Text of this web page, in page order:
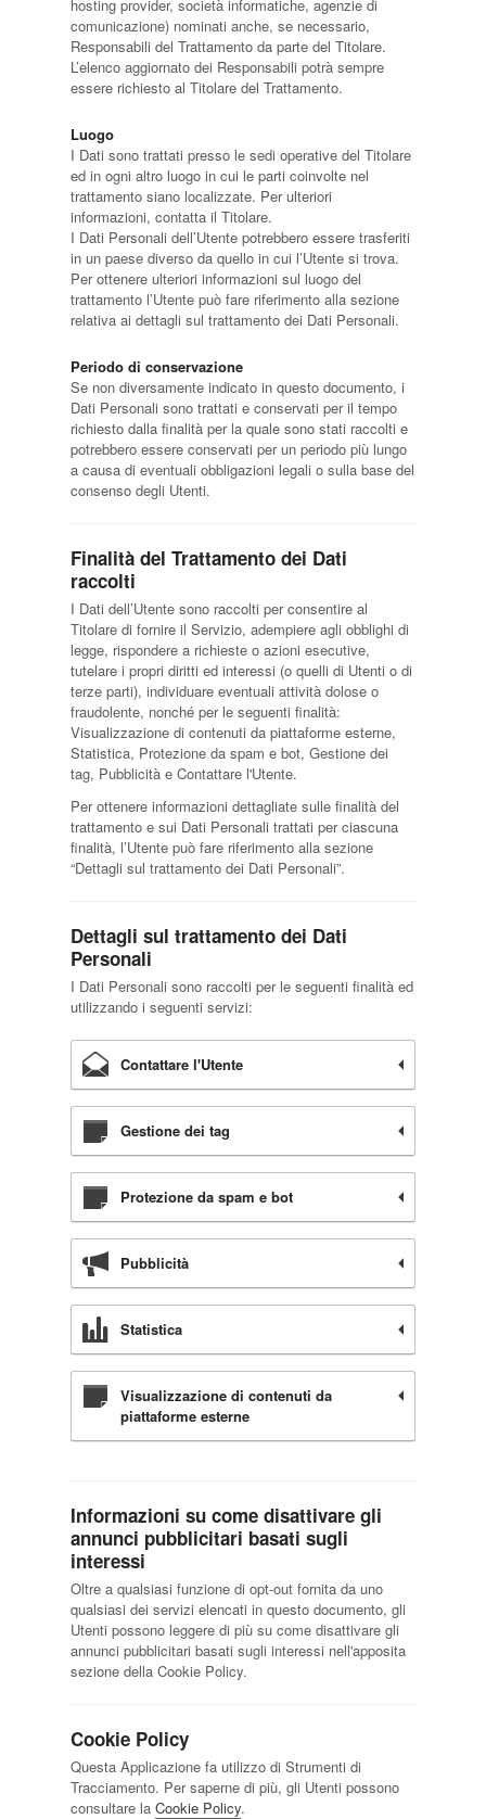
hosting provider, società informatiche, agenzie di
comunicazione) nominati anche, se necessario,
Responsabili del Trattamento da parte del Titolare.
L’elenco aggiornato dei Responsabili potrà sempre
essere richiesto al Titolare del Trattamento.
Luogo
I Dati sono trattati presso le sedi operative del Titolare
ed in ogni altro luogo in cui le parti coinvolte nel
trattamento siano localizzate. Per ulteriori
informazioni, contatta il Titolare.
I Dati Personali dell’Utente potrebbero essere trasferiti
in un paese diverso da quello in cui l’Utente si trova.
Per ottenere ulteriori informazioni sul luogo del
trattamento l’Utente può fare riferimento alla sezione
relativa ai dettagli sul trattamento dei Dati Personali.
Periodo di conservazione
Se non diversamente indicato in questo documento, i
Dati Personali sono trattati e conservati per il tempo
richiesto dalla finalità per la quale sono stati raccolti e
potrebbero essere conservati per un periodo più lungo
a causa di eventuali obbligazioni legali o sulla base del
consenso degli Utenti.
Finalità del Trattamento dei Dati
raccolti
I Dati dell’Utente sono raccolti per consentire al
Titolare di fornire il Servizio, adempiere agli obblighi di
legge, rispondere a richieste o azioni esecutive,
tutelare i propri diritti ed interessi (o quelli di Utenti o di
terze parti), individuare eventuali attività dolose o
fraudolente, nonché per le seguenti finalità:
Visualizzazione di contenuti da piattaforme esterne,
Statistica, Protezione da spam e bot, Gestione dei
tag, Pubblicità e Contattare l'Utente.
Per ottenere informazioni dettagliate sulle finalità del
trattamento e sui Dati Personali trattati per ciascuna
finalità, l’Utente può fare riferimento alla sezione
“Dettagli sul trattamento dei Dati Personali”.
Dettagli sul trattamento dei Dati
Personali
I Dati Personali sono raccolti per le seguenti finalità ed
utilizzando i seguenti servizi:
Contattare l'Utente
Gestione dei tag
Protezione da spam e bot
Pubblicità
Statistica
Visualizzazione di contenuti da
piattaforme esterne
Informazioni su come disattivare gli
annunci pubblicitari basati sugli
interessi
Oltre a qualsiasi funzione di opt-out fornita da uno
qualsiasi dei servizi elencati in questo documento, gli
Utenti possono leggere di più su come disattivare gli
annunci pubblicitari basati sugli interessi nell'apposita
sezione della Cookie Policy.
Cookie Policy
Questa Applicazione fa utilizzo di Strumenti di
Tracciamento. Per saperne di più, gli Utenti possono
consultare la Cookie Policy.